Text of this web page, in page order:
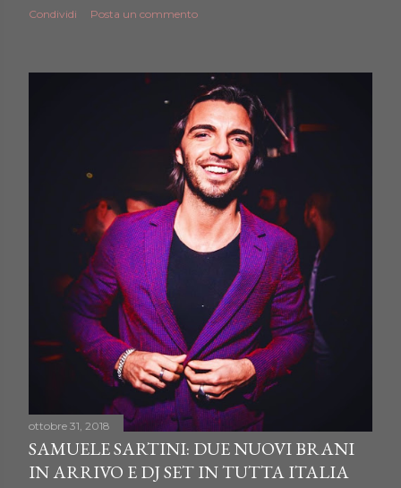
Condividi Posta un commento
ottobre 31, 2018
SAMUELE SARTINI: DUE NUOVI BRANI
IN ARRIVO E DJ SET IN TUTTA ITALIA